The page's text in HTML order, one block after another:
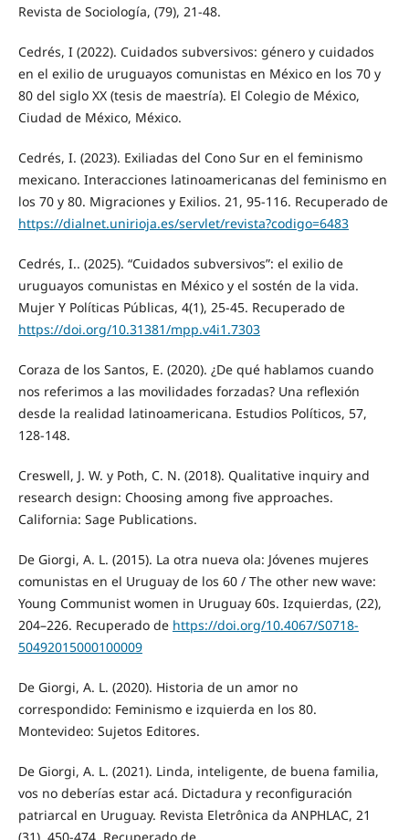
Revista de Sociología, (79), 21-48.
Cedrés, I (2022). Cuidados subversivos: género y cuidados
en el exilio de uruguayos comunistas en México en los 70 y
80 del siglo XX (tesis de maestría). El Colegio de México,
Ciudad de México, México.
Cedrés, I. (2023). Exiliadas del Cono Sur en el feminismo
mexicano. Interacciones latinoamericanas del feminismo en
los 70 y 80. Migraciones y Exilios. 21, 95-116. Recuperado de
https://dialnet.unirioja.es/servlet/revista?codigo=6483
Cedrés, I.. (2025). “Cuidados subversivos”: el exilio de
uruguayos comunistas en México y el sostén de la vida.
Mujer Y Políticas Públicas, 4(1), 25-45. Recuperado de
https://doi.org/10.31381/mpp.v4i1.7303
Coraza de los Santos, E. (2020). ¿De qué hablamos cuando
nos referimos a las movilidades forzadas? Una reflexión
desde la realidad latinoamericana. Estudios Políticos, 57,
128-148.
Creswell, J. W. y Poth, C. N. (2018). Qualitative inquiry and
research design: Choosing among five approaches.
California: Sage Publications.
De Giorgi, A. L. (2015). La otra nueva ola: Jóvenes mujeres
comunistas en el Uruguay de los 60 / The other new wave:
Young Communist women in Uruguay 60s. Izquierdas, (22),
204–226. Recuperado de https://doi.org/10.4067/S0718-
50492015000100009
De Giorgi, A. L. (2020). Historia de un amor no
correspondido: Feminismo e izquierda en los 80.
Montevideo: Sujetos Editores.
De Giorgi, A. L. (2021). Linda, inteligente, de buena familia,
vos no deberías estar acá. Dictadura y reconfiguración
patriarcal en Uruguay. Revista Eletrônica da ANPHLAC, 21